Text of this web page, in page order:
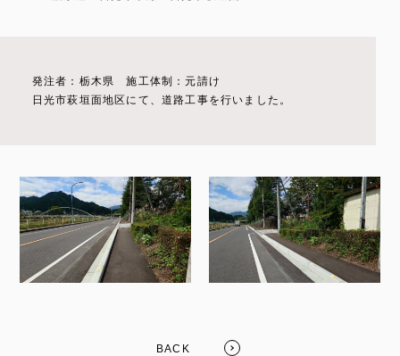
発注者：栃木県 施工体制：元請け
日光市萩垣面地区にて、道路工事を行いました。
BACK